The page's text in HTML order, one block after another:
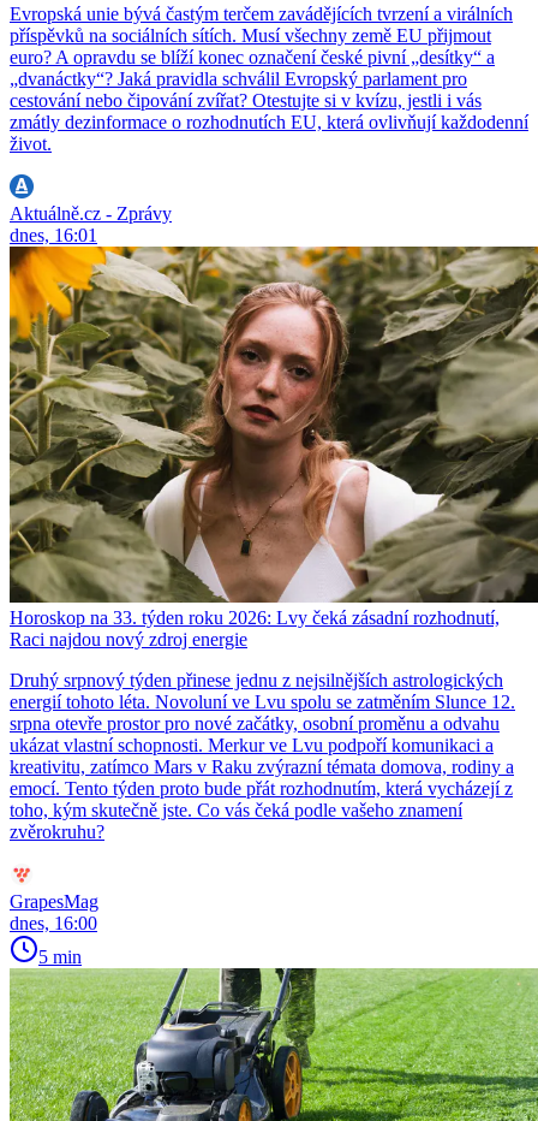
Evropská unie bývá častým terčem zavádějících tvrzení a virálních
příspěvků na sociálních sítích. Musí všechny země EU přijmout
euro? A opravdu se blíží konec označení české pivní „desítky“ a
„dvanáctky“? Jaká pravidla schválil Evropský parlament pro
cestování nebo čipování zvířat? Otestujte si v kvízu, jestli i vás
zmátly dezinformace o rozhodnutích EU, která ovlivňují každodenní
život.
Aktuálně.cz - Zprávy
dnes, 16:01
Horoskop na 33. týden roku 2026: Lvy čeká zásadní rozhodnutí,
Raci najdou nový zdroj energie
Druhý srpnový týden přinese jednu z nejsilnějších astrologických
energií tohoto léta. Novoluní ve Lvu spolu se zatměním Slunce 12.
srpna otevře prostor pro nové začátky, osobní proměnu a odvahu
ukázat vlastní schopnosti. Merkur ve Lvu podpoří komunikaci a
kreativitu, zatímco Mars v Raku zvýrazní témata domova, rodiny a
emocí. Tento týden proto bude přát rozhodnutím, která vycházejí z
toho, kým skutečně jste. Co vás čeká podle vašeho znamení
zvěrokruhu?
GrapesMag
dnes, 16:00
5 min